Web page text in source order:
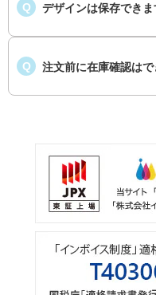
Q デザインは保存できま
Q 注文前に在庫確認はで